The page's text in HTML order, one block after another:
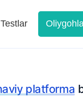
Testlar
platforma